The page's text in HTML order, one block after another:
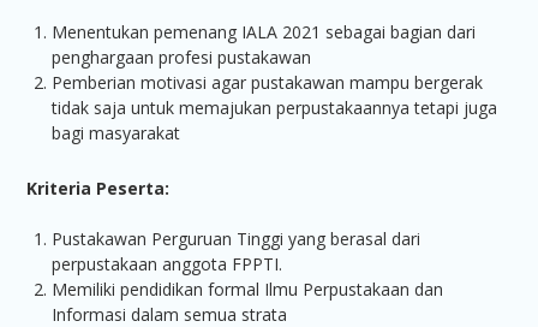
Menentukan pemenang IALA 2021 sebagai bagian dari
penghargaan profesi pustakawan
Pemberian motivasi agar pustakawan mampu bergerak
tidak saja untuk memajukan perpustakaannya tetapi juga
bagi masyarakat
Kriteria Peserta:
Pustakawan Perguruan Tinggi yang berasal dari
perpustakaan anggota FPPTI.
Memiliki pendidikan formal Ilmu Perpustakaan dan
Informasi dalam semua strata